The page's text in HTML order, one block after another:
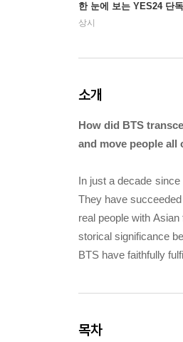
한 눈에 보는 YES24 단
상시
소개
How did BTS
and move people all
In just a decade
They have
real people with
storical significance
BTS have faithfully
목차